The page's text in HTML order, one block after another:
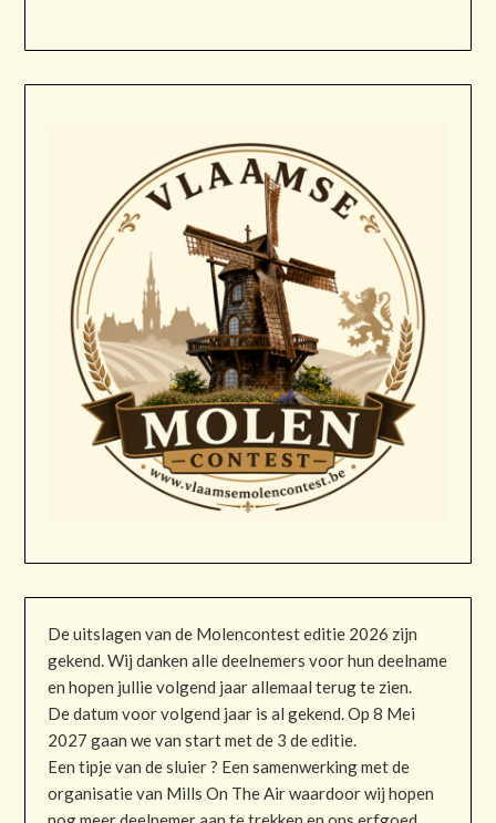
De uitslagen van de Molencontest editie 2026 zijn
gekend. Wij danken alle deelnemers voor hun deelname
en hopen jullie volgend jaar allemaal terug te zien.
De datum voor volgend jaar is al gekend. Op 8 Mei
2027 gaan we van start met de 3 de editie.
Een tipje van de sluier ? Een samenwerking met de
organisatie van Mills On The Air waardoor wij hopen